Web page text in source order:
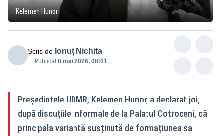
Kelemen Hunor
Scris de Ionuț Nichita
Publicat:8 mai 2026, 08:01
Președintele UDMR, Kelemen Hunor, a declarat joi,
după discuțiile informale de la Palatul Cotroceni, că
principala variantă susținută de formațiunea sa